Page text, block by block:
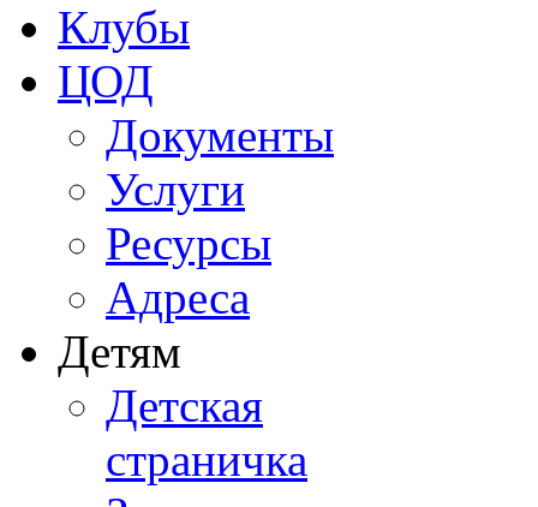
Клубы
ЦОД
Документы
Услуги
Ресурсы
Адреса
Детям
Детская
страничка